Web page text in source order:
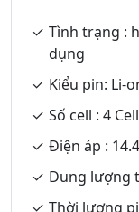
Tình trạng :
dụng
Kiểu pin: Li-
Số cell : 4 Cell
Điện áp :
Dung lượng
Thời lượng